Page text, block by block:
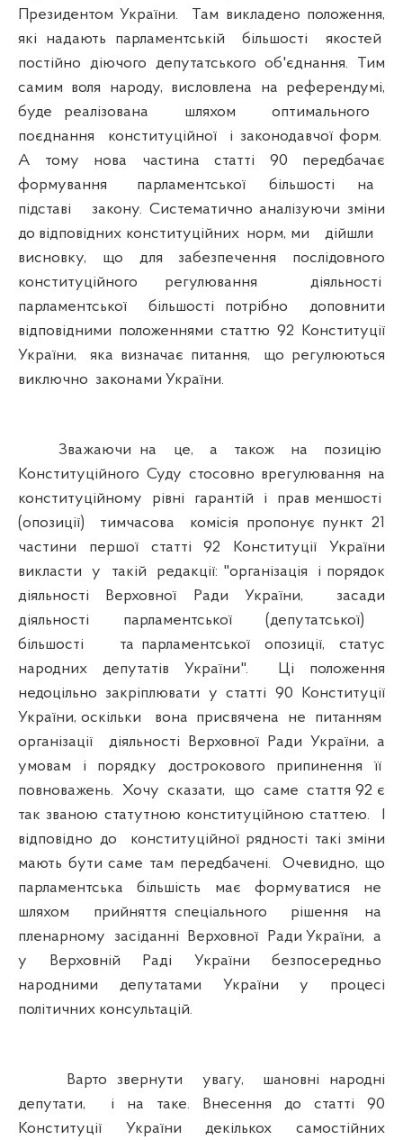
Президентом України. Там викладено положення,
які надають парламентській більшості якостей
постійно діючого депутатського об'єднання. Тим
самим воля народу, висловлена на референдумі,
буде реалізована шляхом оптимального
поєднання конституційної і законодавчої форм.
А тому нова частина статті 90 передбачає
формування парламентської більшості на
підставі закону. Систематично аналізуючи зміни
до відповідних конституційних норм, ми дійшли
висновку, що для забезпечення послідовного
конституційного регулювання діяльності
парламентської більшості потрібно доповнити
відповідними положеннями статтю 92 Конституції
України, яка визначає питання, що регулюються
виключно законами України.
Зважаючи на це, а також на позицію
Конституційного Суду стосовно врегулювання на
конституційному рівні гарантій і прав меншості
(опозиції) тимчасова комісія пропонує пункт 21
частини першої статті 92 Конституції України
викласти у такій редакції: "організація і порядок
діяльності Верховної Ради України, засади
діяльності парламентської (депутатської)
більшості та парламентської опозиції, статус
народних депутатів України". Ці положення
недоцільно закріплювати у статті 90 Конституції
України, оскільки вона присвячена не питанням
організації діяльності Верховної Ради України, а
умовам і порядку дострокового припинення її
повноважень. Хочу сказати, що саме стаття 92 є
так званою статутною конституційною статтею. І
відповідно до конституційної рядності такі зміни
мають бути саме там передбачені. Очевидно, що
парламентська більшість має формуватися не
шляхом прийняття спеціального рішення на
пленарному засіданні Верховної Ради України, а
у Верховній Раді України безпосередньо
народними депутатами України у процесі
політичних консультацій.
Варто звернути увагу, шановні народні
депутати, і на таке. Внесення до статті 90
Конституції України декількох самостійних